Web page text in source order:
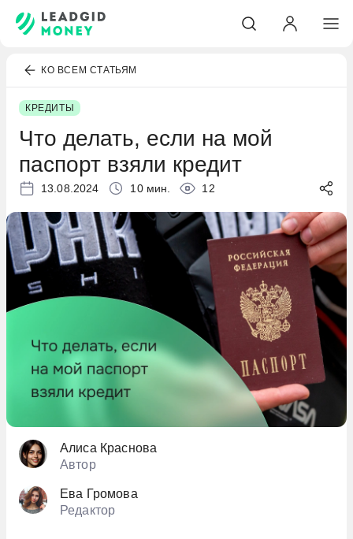
КО ВСЕМ СТАТЬЯМ
КРЕДИТЫ
Что делать, если на мой
паспорт взяли кредит
13.08.2024 10 мин. 12
Алиса Краснова
Автор
Ева Громова
Редактор